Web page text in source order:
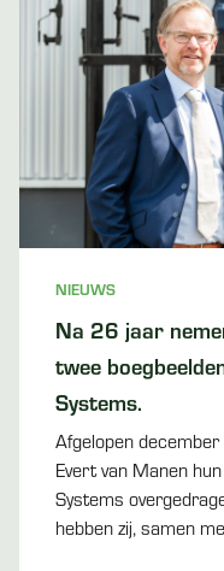
NIEUWS
Na 26 jaar
twee
Systems.
Afgelopen
Evert van Manen
Systems
hebben zij, samen